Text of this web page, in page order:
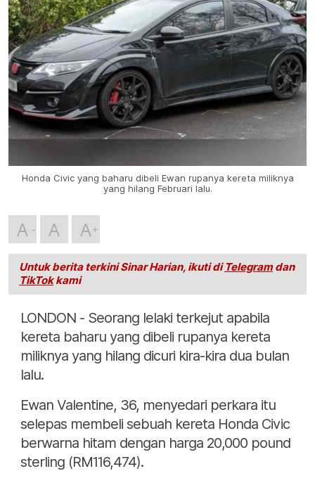
Honda Civic yang baharu dibeli Ewan rupanya kereta miliknya
yang hilang Februari lalu.
A A A
Untuk berita terkini Sinar Harian, ikuti di Telegramdan
TikTokkami
LONDON - Seorang lelaki terkejut apabila
kereta baharu yang dibeli rupanya kereta
miliknya yang hilang dicuri kira-kira dua bulan
lalu.
Ewan Valentine, 36, menyedari perkara itu
selepas membeli sebuah kereta Honda Civic
berwarna hitam dengan harga 20,000 pound
sterling (RM116,474).